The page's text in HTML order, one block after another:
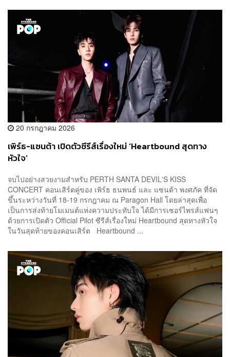
20 กรกฎาคม 2026
เพิร์ธ-แซนต้า เปิดตัวซีรีส์เรื่องใหม่ ‘Heartbound สุดทาง
หัวใจ’
จบไปอย่างสวยงามสำหรับ PERTH SANTA DEVIL'S KISS
CONCERT คอนเสิร์ตคู่ของ เพิร์ธ ธนพนธ์ และ แซนต้า พงศภัค ที่จัด
ขึ้นระหว่างวันที่ 18-19 กรกฎาคม ณ Paragon Hall โดยล่าสุดเพื่อ
เป็นการส่งท้ายโมเมนต์แห่งความประทับใจ ได้มีการเซอร์ไพรส์แฟนๆ
ด้วยการเปิดตัว Official Pilot ซีรีส์เรื่องใหม่ Heartbound สุดทางหัวใจ
ในวันสุดท้ายของคอนเสิร์ต Heartbound ...